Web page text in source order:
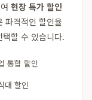
현장 특가 할인
파격적인 할인율
할 수 있습니다.
통합 할인
대 할인